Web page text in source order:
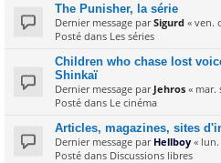
The Punisher, la série
Dernier message parSigurd « ven.
Posté dans Les séries
Children who chase lost
Shinkaï
Dernier message par Jehros « mar.
Posté dans Le cinéma
Articles, magazines, sites
Dernier message par Hellboy « lun.
Posté dans Discussions libres